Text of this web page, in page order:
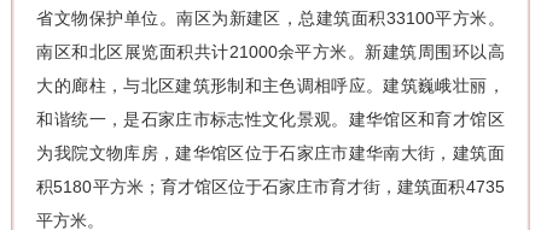
省文物保护单位。南区为新建区，总建筑面积33100平方米。
南区和北区展览面积共计21000余平方米。新建筑周围环以高
大的廊柱，与北区建筑形制和主色调相呼应。建筑巍峨壮丽，
和谐统一，是石家庄市标志性文化景观。建华馆区和育才馆区
为我院文物库房，建华馆区位于石家庄市建华南大街，建筑面
积5180平方米；育才馆区位于石家庄市育才街，建筑面积4735
平方米。